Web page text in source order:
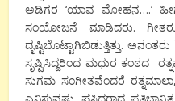
ಅಡಿಗರ ‘ಯಾವ ಮೋಹನ….’
ಸಂಯೋಜನೆ ಮಾಡಿದರು.
ದೃಷ್ಟಿಬೊಟ್ಟಾಗಿಬಿಡುತ್ತಿತ್ತು.
ಸೃಷ್ಟಿಸಿದ್ದರಿಂದ ಮಧುರ ಕಂಠದ
ಸುಗಮ ಸಂಗೀತವೆಂದರೆ
ಎನಿಸುವಷ್ಟು ಪ್ರಸಿದ್ಧರಾದ